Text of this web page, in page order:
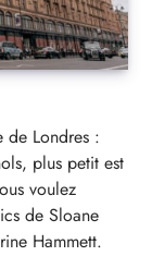
de Londres :
plus petit est
voulez
de Sloane
Hammett.